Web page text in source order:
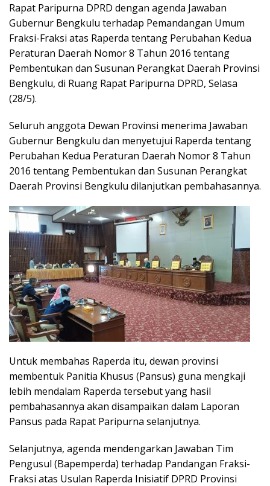
Rapat Paripurna DPRD dengan agenda Jawaban
Gubernur Bengkulu terhadap Pemandangan Umum
Fraksi-Fraksi atas Raperda tentang Perubahan Kedua
Peraturan Daerah Nomor 8 Tahun 2016 tentang
Pembentukan dan Susunan Perangkat Daerah Provinsi
Bengkulu, di Ruang Rapat Paripurna DPRD, Selasa
(28/5).
Seluruh anggota Dewan Provinsi menerima Jawaban
Gubernur Bengkulu dan menyetujui Raperda tentang
Perubahan Kedua Peraturan Daerah Nomor 8 Tahun
2016 tentang Pembentukan dan Susunan Perangkat
Daerah Provinsi Bengkulu dilanjutkan pembahasannya.
Untuk membahas Raperda itu, dewan provinsi
membentuk Panitia Khusus (Pansus) guna mengkaji
lebih mendalam Raperda tersebut yang hasil
pembahasannya akan disampaikan dalam Laporan
Pansus pada Rapat Paripurna selanjutnya.
Selanjutnya, agenda mendengarkan Jawaban Tim
Pengusul (Bapemperda) terhadap Pandangan Fraksi-
Fraksi atas Usulan Raperda Inisiatif DPRD Provinsi